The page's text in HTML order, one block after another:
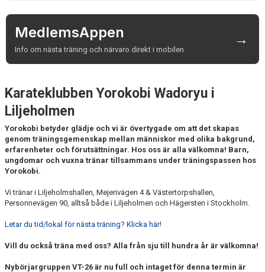
FÖR INSTRUKTÖRER
MedlemsAppen
Info om nästa träning och närvaro direkt i mobilen
→
Karateklubben Yorokobi Wadoryu i
Liljeholmen
Yorokobi betyder glädje och vi är övertygade om att det skapas
genom träningsgemenskap mellan människor med olika bakgrund,
erfarenheter och förutsättningar. Hos oss är alla välkomna! Barn,
ungdomar och vuxna tränar tillsammans under träningspassen hos
Yorokobi.
Vi tränar i Liljeholmshallen, Mejerivägen 4 & Västertorpshallen,
Personnevägen 90, alltså både i Liljeholmen och Hägersten i Stockholm.
Letar du tid/lokal för nästa träning? Klicka här!
Vill du också träna med oss? Alla från sju till hundra år är välkomna!
Nybörjargruppen VT-26 är nu full och intaget för denna termin är